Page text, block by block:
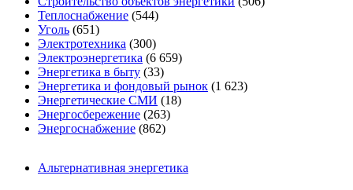
Теплоснабжение (544)
Уголь (651)
Электротехника (300)
Электроэнергетика (6 659)
Энергетика в быту (33)
Энергетика и фондовый рынок (1 623)
Энергетические СМИ (18)
Энергосбережение (263)
Энергоснабжение (862)
Альтернативная энергетика